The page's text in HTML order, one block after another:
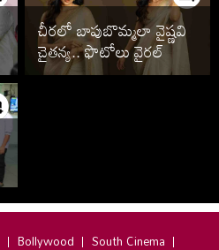
చీరలో బాపుబొమ్మలా వైష్ణవి
చైతన్య.. ఫొటోలు వైరల్
Bollywood South Cinema